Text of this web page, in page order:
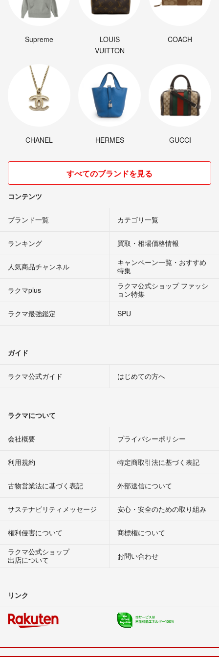
Supreme
LOUIS
VUITTON
COACH
CHANEL HERMES GUCCI
すべてのブランドを見る
コンテンツ
ブランド一覧 カテゴリ一覧
ランキング 買取・相場価格情報
人気商品チャンネル
キャンペーン一覧・おすすめ
特集
ラクマplus
ラクマ公式ショップ ファッシ
ョン特集
ラクマ最強鑑定
SPU
ガイド
ラクマ公式ガイド はじめての方へ
ラクマについて
会社概要 プライバシーポリシー
利用規約 特定商取引法に基づく表記
古物営業法に基づく表記 外部送信について
サステナビリティメッセージ 安心・安全のための取り組み
権利侵害について
商標権について
ラクマ公式ショップ
出店について
お問い合わせ
リンク